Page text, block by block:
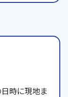
時に現地ま